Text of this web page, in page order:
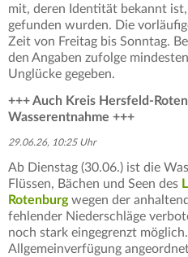
mit, deren Identität bekannt
gefunden wurden. Die
Zeit von Freitag bis Sonntag.
den Angaben zufolge
Unglücke gegeben.
+++ Auch Kreis Hersfeld-
Wasserentnahme +++
29.06.26, 10:25 Uhr
Ab Dienstag (30.06.) ist die
Flüssen, Bächen und Seen des
Rotenburgwegen der
fehlender Niederschläge
noch stark eingegrenzt
Allgemeinverfügung